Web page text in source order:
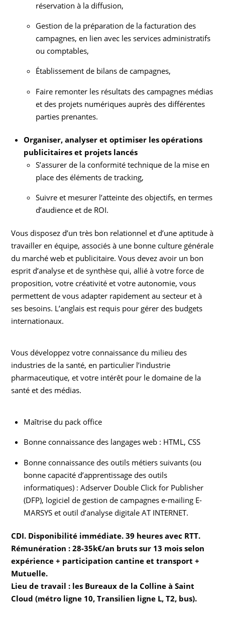
réservation à la diffusion,
Gestion de la préparation de la facturation des
campagnes, en lien avec les services administratifs
ou comptables,
Établissement de bilans de campagnes,
Faire remonter les résultats des campagnes médias
et des projets numériques auprès des différentes
parties prenantes.
Organiser, analyser et optimiser les opérations
publicitaires et projets lancés
S’assurer de la conformité technique de la mise en
place des éléments de tracking,
Suivre et mesurer l’atteinte des objectifs, en termes
d’audience et de ROI.
Vous disposez d’un très bon relationnel et d’une aptitude à
travailler en équipe, associés à une bonne culture générale
du marché web et publicitaire. Vous devez avoir un bon
esprit d’analyse et de synthèse qui, allié à votre force de
proposition, votre créativité et votre autonomie, vous
permettent de vous adapter rapidement au secteur et à
ses besoins. L’anglais est requis pour gérer des budgets
internationaux.
Vous développez votre connaissance du milieu des
industries de la santé, en particulier l’industrie
pharmaceutique, et votre intérêt pour le domaine de la
santé et des médias.
Maîtrise du pack office
Bonne connaissance des langages web : HTML, CSS
Bonne connaissance des outils métiers suivants (ou
bonne capacité d’apprentissage des outils
informatiques) : Adserver Double Click for Publisher
(DFP), logiciel de gestion de campagnes e-mailing E-
MARSYS et outil d’analyse digitale AT INTERNET.
CDI. Disponibilité immédiate. 39 heures avec RTT.
Rémunération : 28-35k€/an bruts sur 13 mois selon
expérience + participation cantine et transport +
Mutuelle.
Lieu de travail : les Bureaux de la Colline à Saint
Cloud (métro ligne 10, Transilien ligne L, T2, bus).